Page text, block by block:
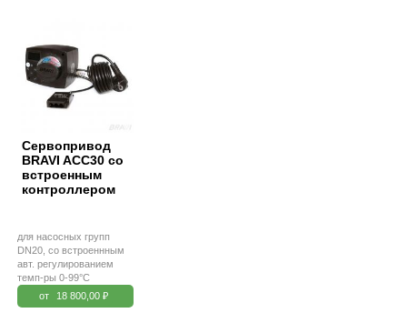
Сервопривод
BRAVI ACC30 со
встроенным
контроллером
для насосных групп
DN20, со встроеннным
авт. регулированием
темп-ры 0-99°С
от
18 800,00 ₽